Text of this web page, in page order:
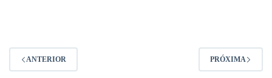
ANTERIOR PRÓXIMA